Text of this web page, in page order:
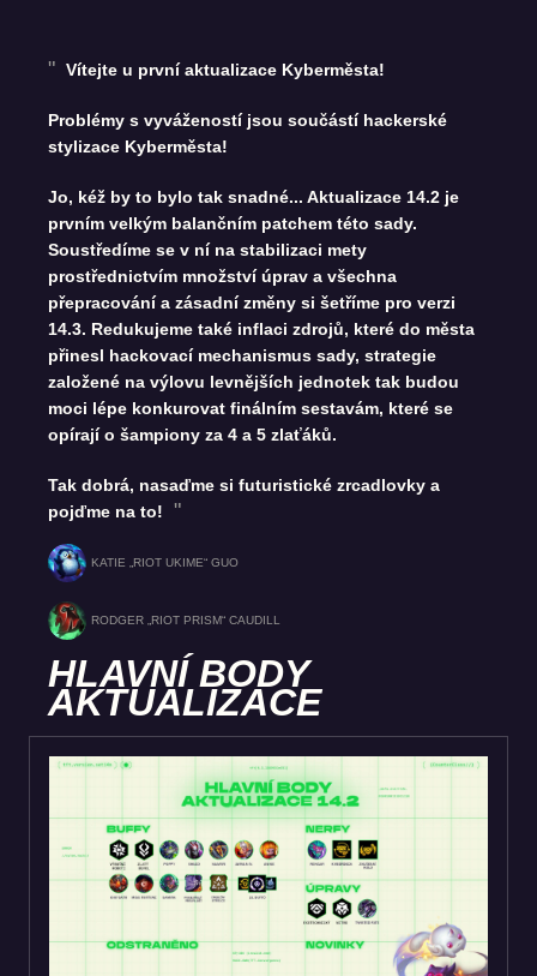
Vítejte u první aktualizace Kyberměsta!
Problémy s vyvážeností jsou součástí hackerské
stylizace Kyberměsta!
Jo, kéž by to bylo tak snadné... Aktualizace 14.2 je
prvním velkým balančním patchem této sady.
Soustředíme se v ní na stabilizaci mety
prostřednictvím množství úprav a všechna
přepracování a zásadní změny si šetříme pro verzi
14.3. Redukujeme také inflaci zdrojů, které do města
přinesl hackovací mechanismus sady, strategie
založené na výlovu levnějších jednotek tak budou
moci lépe konkurovat finálním sestavám, které se
opírají o šampiony za 4 a 5 zlaťáků.
Tak dobrá, nasaďme si futuristické zrcadlovky a
pojďme na to!
KATIE „RIOT UKIME“ GUO
RODGER „RIOT PRISM“ CAUDILL
HLAVNÍ BODY
AKTUALIZACE